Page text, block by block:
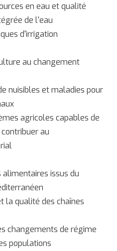
en eau et qualité
de l'eau
d'irrigation
au changement
nuisibles et maladies pour
agricoles capables de
au
issus du
la qualité des chaînes
changements de régime
populations